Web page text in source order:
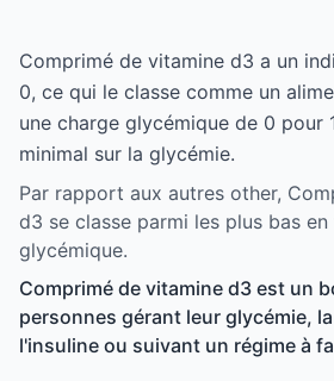
Comprimé de vitamine d3 a un
0, ce qui le classe comme un
une charge glycémique de 0 pour
minimal sur la glycémie.
Par rapport aux autres other,
d3 se classe parmi les plus bas
glycémique.
Comprimé de vitamine d3 est un
personnes gérant leur glycémie,
l'insuline ou suivant un régime à